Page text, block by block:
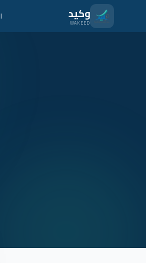
انتقل للمحتوى الرئيسيوكيد
WAKEED